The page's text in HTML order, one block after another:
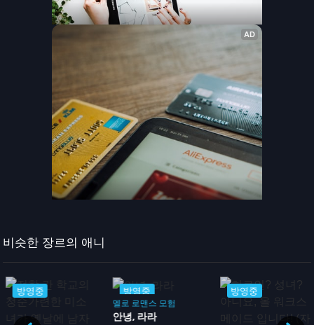
비슷한 장르의 애니
동
방영중 방영중
멜로 로맨스 모험
안녕, 라라
방영중